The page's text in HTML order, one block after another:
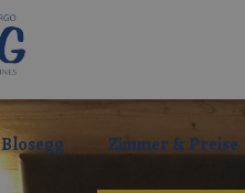
Blosegg Zimmer & Preise